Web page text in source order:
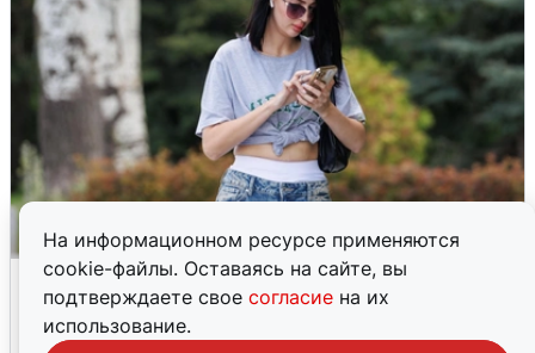
На информационном ресурсе применяются
cookie-файлы. Оставаясь на сайте, вы
подтверждаете свое согласие на их
использование.
Волгоградцы остались без
мобильного интернета